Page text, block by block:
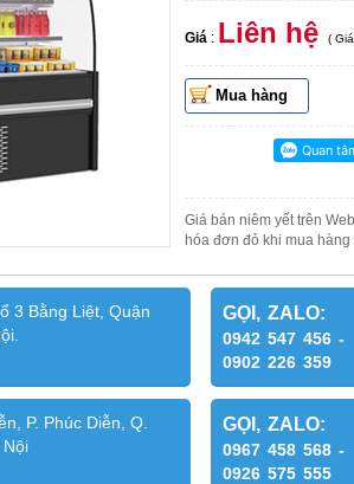
Giá : Liên hệ (
Mua hàng
Giá bán niêm yết trên
hóa đơn đỏ khi mua
3 Bằng Liệt, Quận
GỌI, ZALO:
0942 547 456 -
0902 226 359
P. Phúc Diễn, Q.
GỌI, ZALO:
0967 458 568 -
0926 575 555